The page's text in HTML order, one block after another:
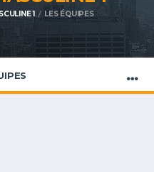
1 LES ÉQUIPES